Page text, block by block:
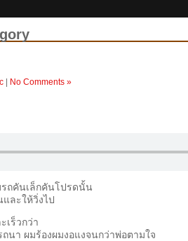
| No Comments »
รถคันเล็กคันโปรดนั้น
ละให้วิ่งไป
เร็วกว่า
นา ผมร้องผมงอแงจนกว่าพ่อตามใจ